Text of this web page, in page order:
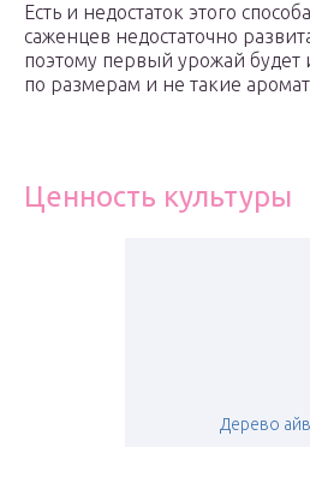
Есть и недостаток этого
саженцев недостаточно
поэтому первый урожай
по размерам и не такие
Ценность культуры
Дерево